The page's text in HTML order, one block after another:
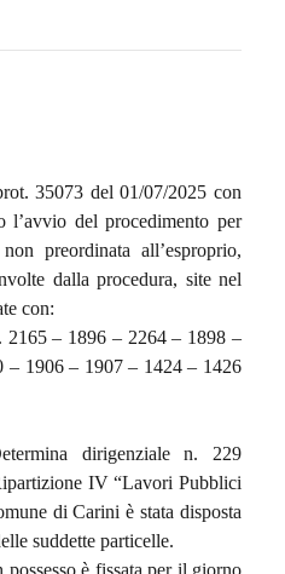
35073 del 01/07/2025 con
l’avvio del procedimento per
preordinata all’esproprio,
dalla procedura, site nel
con:
– 1896 – 2264 – 1898 –
– 1906 – 1907 – 1424 – 1426
dirigenziale n. 229
IV “Lavori Pubblici
di Carini è stata disposta
suddette particelle.
possesso è fissata per il giorno